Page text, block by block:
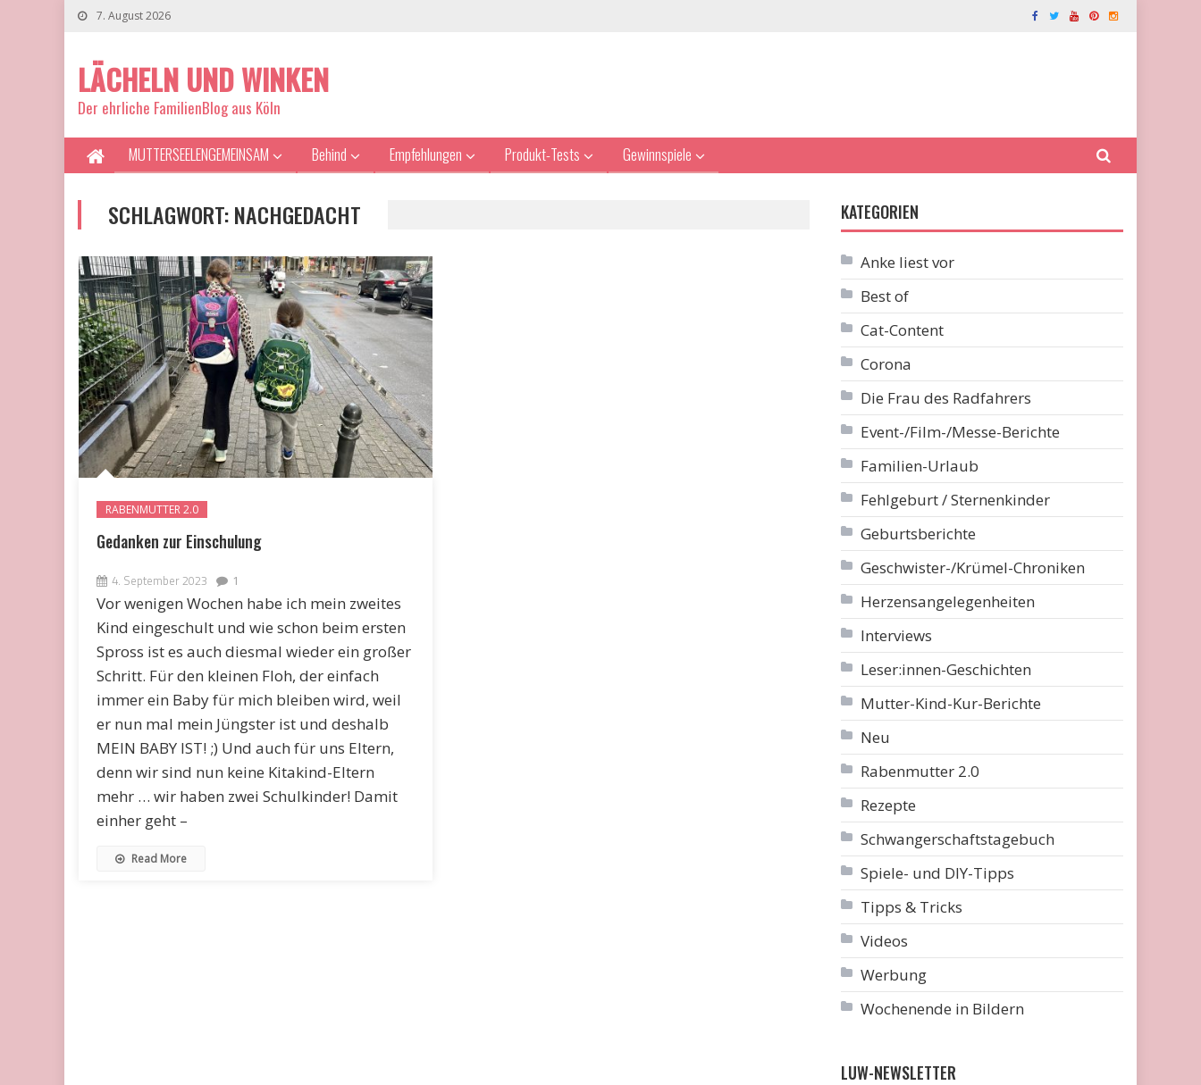
7. August 2026
LÄCHELN UND WINKEN
Der ehrliche FamilienBlog aus Köln
MUTTERSEELENGEMEINSAM Behind Empfehlungen Produkt-Tests Gewinnspiele
SCHLAGWORT:NACHGEDACHT
RABENMUTTER 2.0
Gedanken zur Einschulung
4. September 2023 1
Vor wenigen Wochen habe ich mein zweites
Kind eingeschult und wie schon beim ersten
Spross ist es auch diesmal wieder ein großer
Schritt. Für den kleinen Floh, der einfach
immer ein Baby für mich bleiben wird, weil
er nun mal mein Jüngster ist und deshalb
MEIN BABY IST! ;) Und auch für uns Eltern,
denn wir sind nun keine Kitakind-Eltern
mehr … wir haben zwei Schulkinder! Damit
einher geht –
Read More
KATEGORIEN
Anke liest vor
Best of
Cat-Content
Corona
Die Frau des Radfahrers
Event-/Film-/Messe-Berichte
Familien-Urlaub
Fehlgeburt / Sternenkinder
Geburtsberichte
Geschwister-/Krümel-Chroniken
Herzensangelegenheiten
Interviews
Leser:innen-Geschichten
Mutter-Kind-Kur-Berichte
Neu
Rabenmutter 2.0
Rezepte
Schwangerschaftstagebuch
Spiele- und DIY-Tipps
Tipps & Tricks
Videos
Werbung
Wochenende in Bildern
LUW-NEWSLETTER